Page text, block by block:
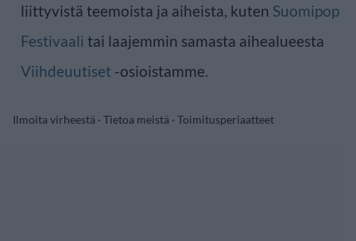
liittyvistä teemoista ja aiheista, kuten Suomipop
Festivaali tai laajemmin samasta aihealueesta
Viihdeuutiset -osioistamme.
Ilmoita virheestä · Tietoa meistä · Toimitusperiaatteet